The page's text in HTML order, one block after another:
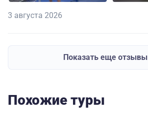
3 августа 2026
Показать еще отзывы
Похожие туры